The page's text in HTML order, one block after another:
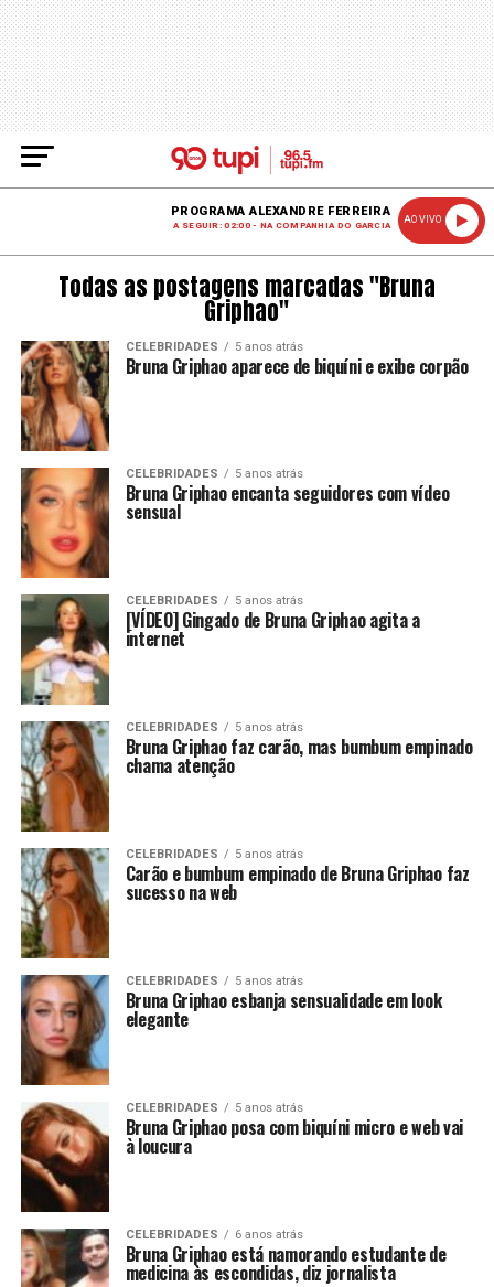
PROGRAMA ALEXANDRE FERREIRA
A SEGUIR: 02:00 - NA COMPANHIA DO GARCIA
AO VIVO
Todas as postagens marcadas "Bruna
Griphao"
CELEBRIDADES 5 anos atrás
Bruna Griphao aparece de biquíni e exibe corpão
CELEBRIDADES 5 anos atrás
Bruna Griphao encanta seguidores com vídeo
sensual
CELEBRIDADES 5 anos atrás
[VÍDEO] Gingado de Bruna Griphao agita a
internet
CELEBRIDADES 5 anos atrás
Bruna Griphao faz carão, mas bumbum empinado
chama atenção
CELEBRIDADES 5 anos atrás
Carão e bumbum empinado de Bruna Griphao faz
sucesso na web
CELEBRIDADES 5 anos atrás
Bruna Griphao esbanja sensualidade em look
elegante
CELEBRIDADES 5 anos atrás
Bruna Griphao posa com biquíni micro e web vai
à loucura
CELEBRIDADES 6 anos atrás
Bruna Griphao está namorando estudante de
medicina às escondidas, diz jornalista